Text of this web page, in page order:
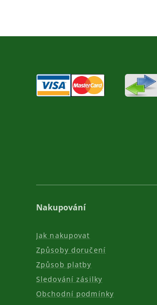
Nakupování
Jak nakupovat
Způsoby doručení
Způsob platby
Sledování zásilky
Obchodní podmínky